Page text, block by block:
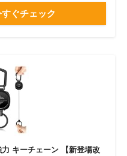
ぐチェック
キーチェーン 【新登場改